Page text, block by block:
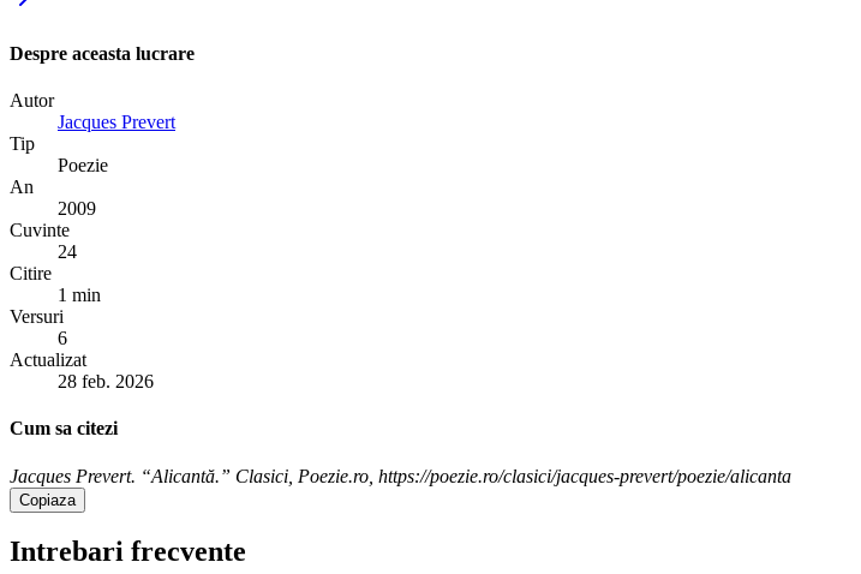
Despre aceasta lucrare
Autor
Jacques Prevert
Tip
Poezie
An
2009
Cuvinte
24
Citire
1 min
Versuri
6
Actualizat
28 feb. 2026
Cum sa citezi
Jacques Prevert. “Alicantă.” Clasici, Poezie.ro, https://poezie.ro/clasici/jacques-prevert/poezie/alicanta
Copiaza
Intrebari frecvente